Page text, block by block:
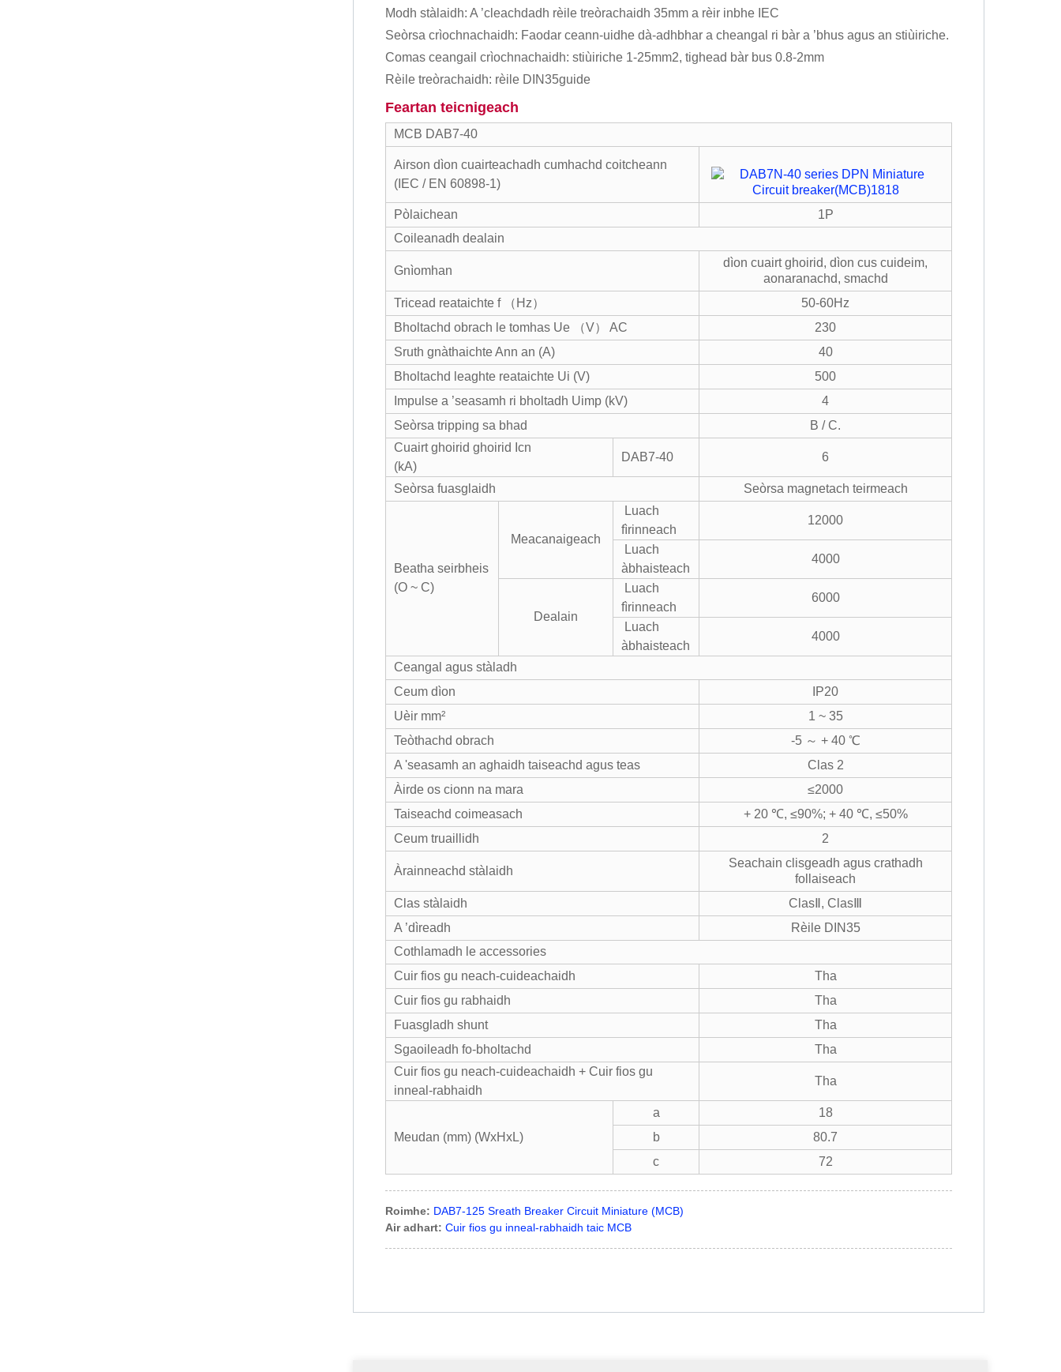
Modh stàlaidh: A ’cleachdadh rèile treòrachaidh 35mm a rèir inbhe IEC
Seòrsa crìochnachaidh: Faodar ceann-uidhe dà-adhbhar a cheangal ri bàr a ’bhus agus an stiùiriche.
Comas ceangail crìochnachaidh: stiùiriche 1-25mm2, tighead bàr bus 0.8-2mm
Rèile treòrachaidh: rèile DIN35guide
Feartan teicnigeach
MCB DAB7-40
Airson dìon cuairteachadh cumhachd coitcheann
(IEC / EN 60898-1)
Pòlaichean
1P
Coileanadh dealain
Gnìomhan
dìon cuairt ghoirid, dìon cus cuideim,
aonaranachd, smachd
Tricead reataichte f （Hz）
50-60Hz
Bholtachd obrach le tomhas Ue （V） AC
230
Sruth gnàthaichte Ann an (A)
40
Bholtachd leaghte reataichte Ui (V)
500
Impulse a ’seasamh ri bholtadh Uimp (kV)
4
Seòrsa tripping sa bhad
B / C.
Cuairt ghoirid ghoirid Icn
(kA)
DAB7-40 6
Seòrsa fuasglaidh Seòrsa magnetach teirmeach
Beatha seirbheis
(O ~ C)
Meacanaigeach
Luach
fìrinneach
12000
Luach
àbhaisteach
4000
Dealain
Luach
fìrinneach
6000
Luach
àbhaisteach
4000
Ceangal agus stàladh
Ceum dìon
IP20
Uèir mm²
1 ~ 35
Teòthachd obrach
-5 ～ + 40 ℃
A 'seasamh an aghaidh taiseachd agus teas
Clas 2
Àirde os cionn na mara
≤2000
Taiseachd coimeasach
+ 20 ℃, ≤90%; + 40 ℃, ≤50%
Ceum truaillidh
2
Àrainneachd stàlaidh
Seachain clisgeadh agus crathadh
follaiseach
Clas stàlaidh
ClasⅡ, ClasⅢ
A ’dìreadh
Rèile DIN35
Cothlamadh le accessories
Cuir fios gu neach-cuideachaidh
Tha
Cuir fios gu rabhaidh
Tha
Fuasgladh shunt
Tha
Sgaoileadh fo-bholtachd
Tha
Cuir fios gu neach-cuideachaidh + Cuir fios gu
inneal-rabhaidh
Tha
Meudan (mm) (WxHxL)
a
18
b
80.7
c
72
Roimhe: DAB7-125 Sreath Breaker Circuit Miniature (MCB)
Air adhart: Cuir fios gu inneal-rabhaidh taic MCB